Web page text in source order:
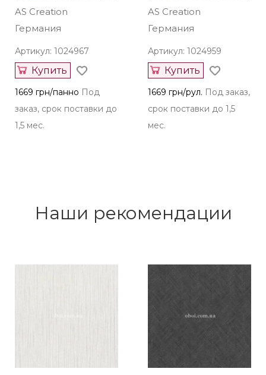
AS Creation
Германия
Артикул: 1024967
Купить
1669 грн/панно Под
заказ, срок поставки до
1,5 мес.
AS Creation
Германия
Артикул: 1024959
Купить
1669 грн/рул. Под заказ,
срок поставки до 1,5
мес.
Наши рекомендации